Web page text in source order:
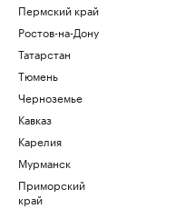
Пермский край
Ростов-на-Дону
Татарстан
Тюмень
Черноземье
Кавказ
Карелия
Мурманск
Приморский
край